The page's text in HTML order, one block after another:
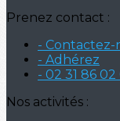
Prenez contact :
- Contactez-
- Adhérez
- 02 31 86
Nos activités :